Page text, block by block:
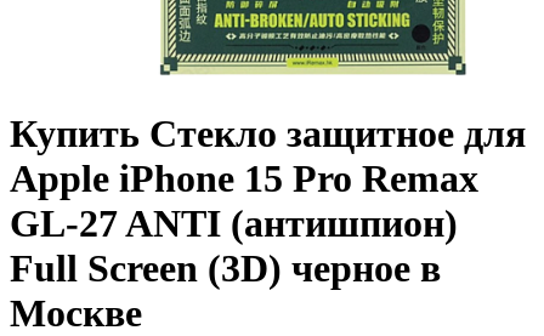
Купить Стекло защитное для
Apple iPhone 15 Pro Remax
GL-27 ANTI (антишпион)
Full Screen (3D) черное в
Москве